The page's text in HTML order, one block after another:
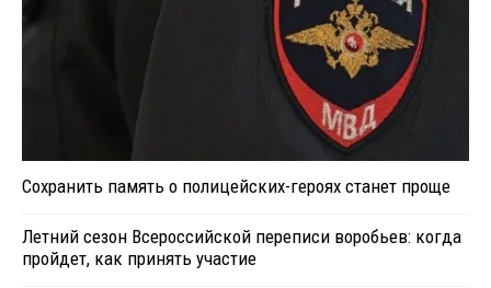
Сохранить память о полицейских-героях станет проще
Летний сезон Всероссийской переписи воробьев: когда
пройдет, как принять участие